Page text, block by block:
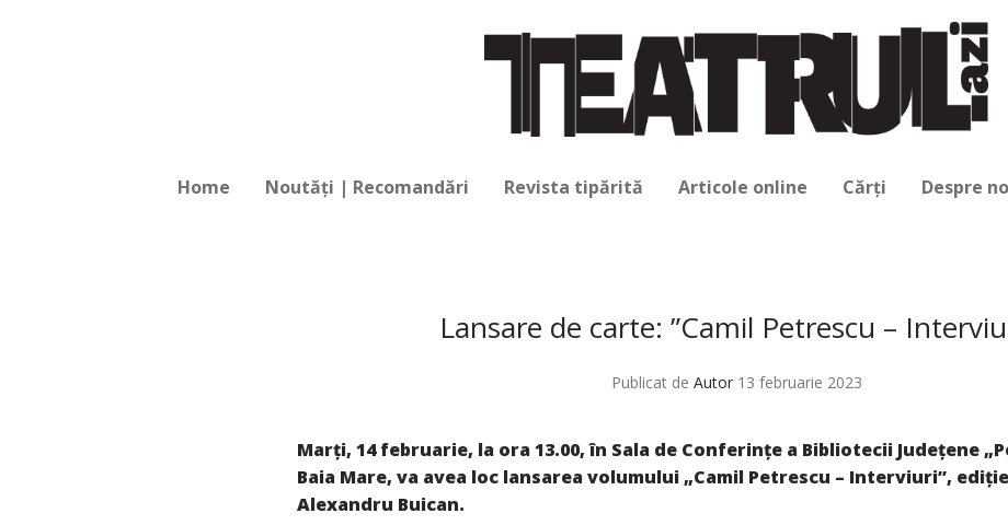
Home Noutăți | Recomandări Revista tipărită Articole online Cărți Despre
Lansare de carte: ”Camil Petrescu –
Publicat de Autor 13 februarie 2023
Marți, 14 februarie, la ora 13.00, în Sala de Conferințe a Bibliotecii Județene
Baia Mare, va avea loc lansarea volumului „Camil Petrescu – Interviuri”,
Alexandru Buican.